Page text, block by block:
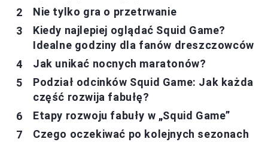
Nie tylko gra o przetrwanie
Kiedy najlepiej oglądać Squid Game?
Idealne godziny dla fanów dreszczowców
Jak unikać nocnych maratonów?
Podział odcinków Squid Game: Jak każda
część rozwija fabułę?
Etapy rozwoju fabuły w „Squid Game”
Czego oczekiwać po kolejnych sezonach